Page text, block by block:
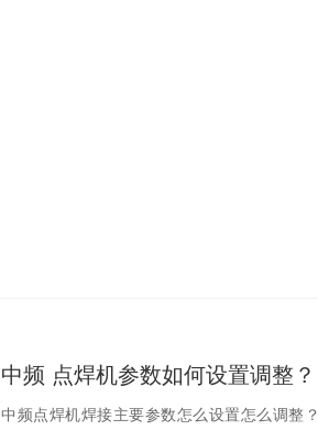
中频 点焊机参数如何设置调整？
中频点焊机焊接主要参数怎么设置怎么调整？